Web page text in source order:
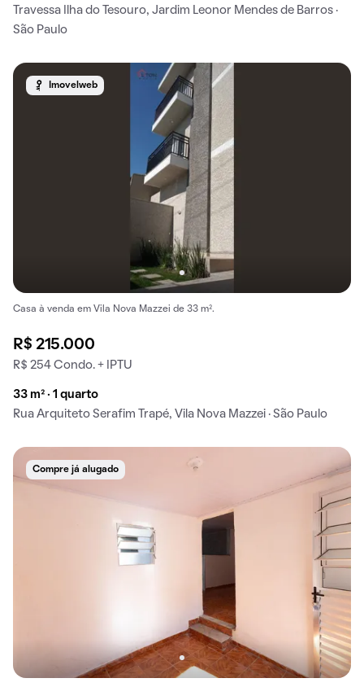
Travessa Ilha do Tesouro, Jardim Leonor Mendes de Barros ·
São Paulo
Imovelweb
Casa à venda em Vila Nova Mazzei de 33 m².
R$ 215.000
R$ 254 Condo. + IPTU
33 m² · 1 quarto
Rua Arquiteto Serafim Trapé, Vila Nova Mazzei · São Paulo
Compre já alugado